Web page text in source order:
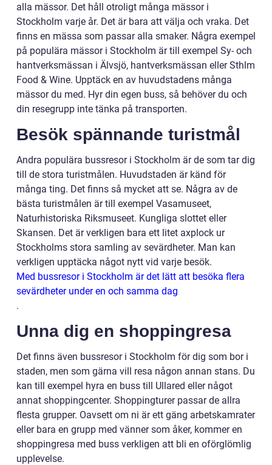
alla mässor. Det håll otroligt många mässor i
Stockholm varje år. Det är bara att välja och vraka. Det
finns en mässa som passar alla smaker. Några exempel
på populära mässor i Stockholm är till exempel Sy- och
hantverksmässan i Älvsjö, hantverksmässan eller Sthlm
Food & Wine. Upptäck en av huvudstadens många
mässor du med. Hyr din egen buss, så behöver du och
din resegrupp inte tänka på transporten.
Besök spännande turistmål
Andra populära bussresor i Stockholm är de som tar dig
till de stora turistmålen. Huvudstaden är känd för
många ting. Det finns så mycket att se. Några av de
bästa turistmålen är till exempel Vasamuseet,
Naturhistoriska Riksmuseet. Kungliga slottet eller
Skansen. Det är verkligen bara ett litet axplock ur
Stockholms stora samling av sevärdheter. Man kan
verkligen upptäcka något nytt vid varje besök.
Med bussresor i Stockholm är det lätt att besöka flera
sevärdheter under en och samma dag
.
Unna dig en shoppingresa
Det finns även bussresor i Stockholm för dig som bor i
staden, men som gärna vill resa någon annan stans. Du
kan till exempel hyra en buss till Ullared eller något
annat shoppingcenter. Shoppingturer passar de allra
flesta grupper. Oavsett om ni är ett gäng arbetskamrater
eller bara en grupp med vänner som åker, kommer en
shoppingresa med buss verkligen att bli en oförglömlig
upplevelse.